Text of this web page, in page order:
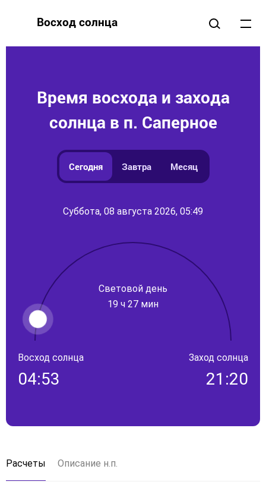
Восход солнца
Время восхода и захода
солнца в п. Саперное
Сегодня Завтра Месяц
Суббота, 08 августа 2026, 05:49
Световой день
19 ч 27 мин
Восход солнца
04:53
Заход солнца
21:20
Расчеты Описание н.п.